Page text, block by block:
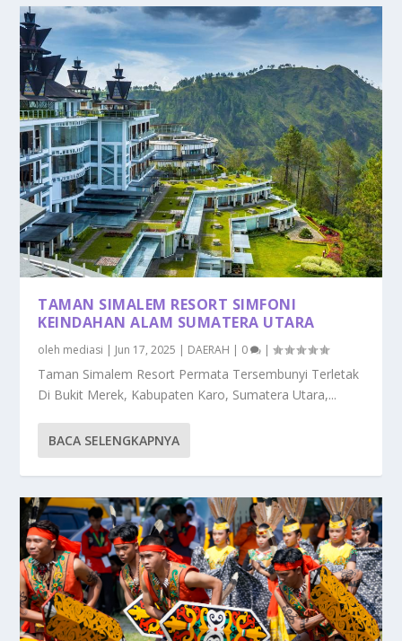
TAMAN SIMALEM RESORT SIMFONI
KEINDAHAN ALAM SUMATERA UTARA
oleh mediasi | Jun 17, 2025 | DAERAH | 0 |
Taman Simalem Resort Permata Tersembunyi Terletak
Di Bukit Merek, Kabupaten Karo, Sumatera Utara,...
BACA SELENGKAPNYA